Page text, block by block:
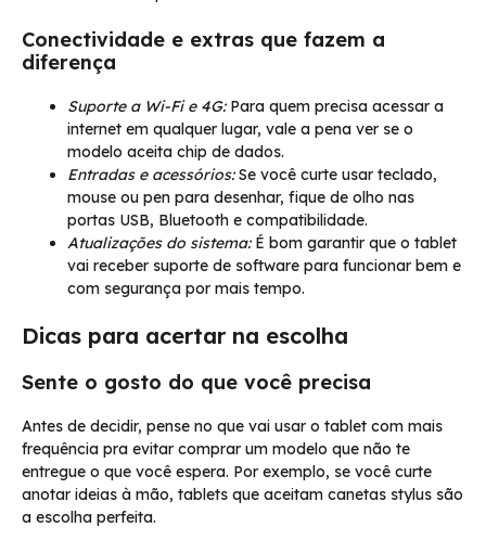
Conectividade e extras que fazem a
diferença
Suporte a Wi-Fi e 4G:Para quem precisa acessar a
internet em qualquer lugar, vale a pena ver se o
modelo aceita chip de dados.
Entradas e acessórios:Se você curte usar teclado,
mouse ou pen para desenhar, fique de olho nas
portas USB, Bluetooth e compatibilidade.
Atualizações do sistema:É bom garantir que o tablet
vai receber suporte de software para funcionar bem e
com segurança por mais tempo.
Dicas para acertar na escolha
Sente o gosto do que você precisa
Antes de decidir, pense no que vai usar o tablet com mais
frequência pra evitar comprar um modelo que não te
entregue o que você espera. Por exemplo, se você curte
anotar ideias à mão, tablets que aceitam canetas stylus são
a escolha perfeita.